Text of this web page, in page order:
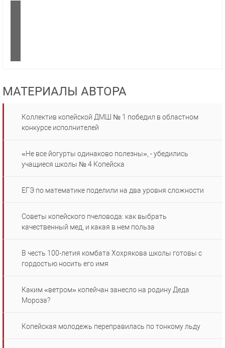
МАТЕРИАЛЫ АВТОРА
Коллектив копейской ДМШ № 1 победил в областном
конкурсе исполнителей
«Не все йогурты одинаково полезны», - убедились
учащиеся школы № 4 Копейска
ЕГЭ по математике поделили на два уровня сложности
Советы копейского пчеловода: как выбрать
качественный мед, и какая в нем польза
В честь 100-летия комбата Хохрякова школы готовы с
гордостью носить его имя
Каким «ветром» копейчан занесло на родину Деда
Мороза?
Копейская молодежь переправилась по тонкому льду